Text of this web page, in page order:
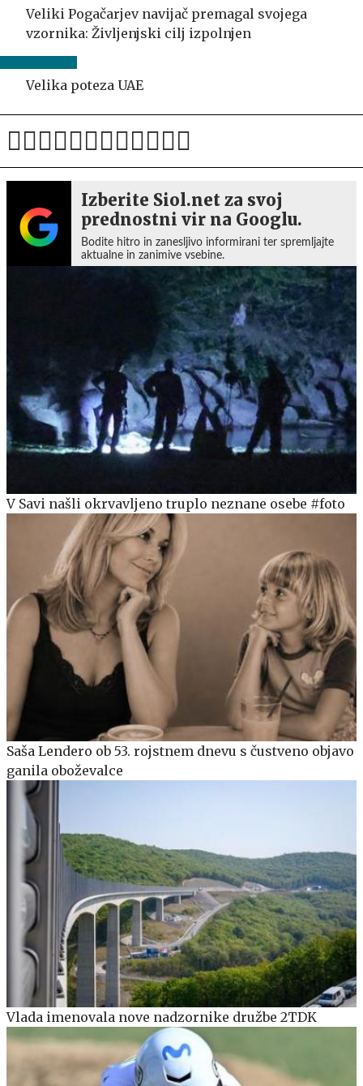
Veliki Pogačarjev navijač premagal svojega
vzornika: Življenjski cilj izpolnjen
Velika poteza UAE
Izberite Siol.net za svoj
prednostni vir na Googlu.
Bodite hitro in zanesljivo informirani ter spremljajte
aktualne in zanimive vsebine.
V Savi našli okrvavljeno truplo neznane osebe #foto
Saša Lendero ob 53. rojstnem dnevu s čustveno objavo
ganila oboževalce
Vlada imenovala nove nadzornike družbe 2TDK